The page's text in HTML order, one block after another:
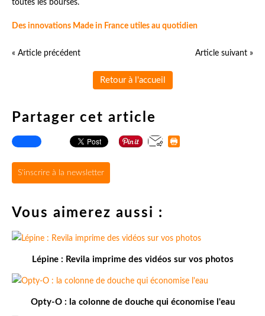
toutes les bourses.
Des innovations Made in France utiles au quotidien
« Article précédent Article suivant »
Retour à l'accueil
Partager cet article
S'inscrire à la newsletter
Vous aimerez aussi :
Lépine : Revila imprime des vidéos sur vos photos
Opty-O : la colonne de douche qui économise l'eau